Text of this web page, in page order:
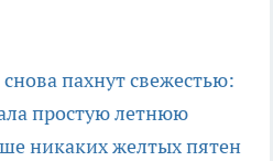
пахнут свежестью:
простую летнюю
никаких желтых пятен